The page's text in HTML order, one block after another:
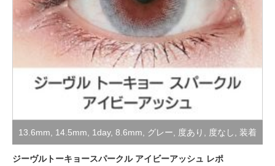
13.6mm 14.5mm 1day, 8.6mm グレー 度あり 度なし 装着
レポ
ジーヴルトーキョースパークル アイビーアッシュ レポ